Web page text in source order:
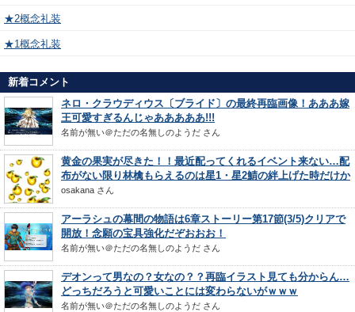
★2概念礼装
★1概念礼装
新着コメント
ネロ・クラウディウス〔ブライド〕の最終再臨画像！あああ嫁
王可愛すぎるんじゃあああああ!!!
名前が無い＠ただの名無しのようだ さん
黄金の果実が尽きた！！最近配ってくれるイベント来ない…配
布がない限り林檎もらえるのは星1・星2鯖の絆上げた時だけか
osakana さん
アーラシュの幕間の物語は6章ストーリー第17節(3/5)クリアで
開放！念願の宝具強化だぞおおお！
名前が無い＠ただの名無しのようだ さん
デオンって男なの？女なの？？再臨イラスト見ても分からん…
どっちだろうと可愛いことには変わらないがｗｗｗ
名前が無い＠ただの名無しのようだ さん